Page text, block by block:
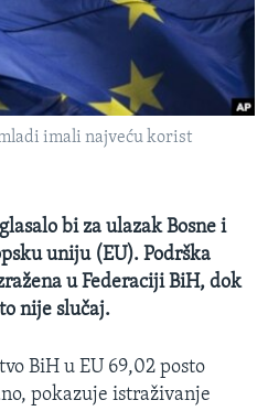
imali najveću korist
bi za ulazak Bosne i
uniju (EU). Podrška
u Federaciji BiH, dok
nije slučaj.
BiH u EU 69,02 posto
pokazuje istraživanje